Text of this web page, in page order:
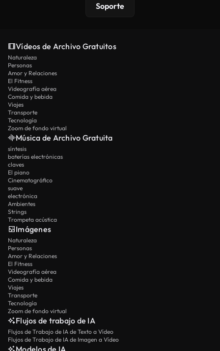
Soporte
Vídeos de Archivo Gratuitos
Naturaleza
Personas
Amor y Relaciones
El Fitness
Videografía aérea
Comida y bebida
Viajes
Transporte
Tecnología
Zoom de fondo virtual
Música de Archivo Gratuita
síntesis
baterías electrónicas
claves
El piano
Cinematográfico
suave
electrónica
Ambientes
Strings
Trompeta acústica
Imágenes
Naturaleza
Personas
Amor y Relaciones
El Fitness
Videografía aérea
Comida y bebida
Viajes
Transporte
Tecnología
Zoom de fondo virtual
Flujos de trabajo de IA
Flujos de Trabajo de IA de Texto a Vídeo
Flujos de Trabajo de IA de Imagen a Vídeo
Modelos de IA